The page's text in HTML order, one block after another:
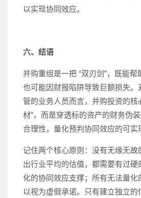
以实现协同效应。
六、结语
并购重组是一把 “双刃剑”，既能帮
也可能因财报陷阱导致巨额损失。
管的业务人员而言，并购投资的核
材”，而是穿透标的资产的财务伪
合理性，量化预判协同效应的可实
记住两个核心原则：没有无缘无故
出行业平均的估值，都需要有过硬
化的协同效应支撑；所有无法量化
以视为虚假承诺。只有建立独立的